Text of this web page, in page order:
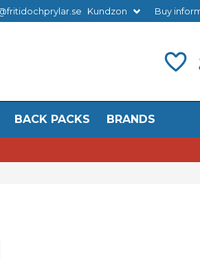
Kundzon Buy
BACK PACKS BRANDS